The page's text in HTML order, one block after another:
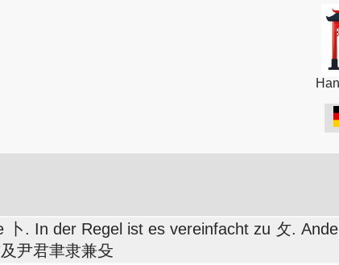
. In der Regel ist es vereinfacht zu 攵.
尹君聿隶兼殳